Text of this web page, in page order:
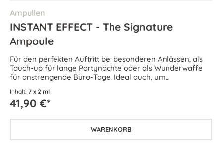
Ampullen
INSTANT EFFECT - The Signature
Ampoule
Für den perfekten Auftritt bei besonderen Anlässen, als
Touch-up für lange Partynächte oder als Wunderwaffe
für anstrengende Büro-Tage. Ideal auch, um
Inhalt: 7 x 2 ml
41,90 €*
WARENKORB